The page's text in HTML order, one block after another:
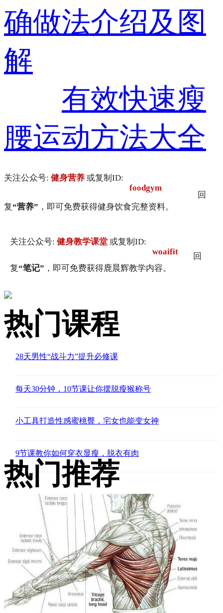
确做法介绍及图
解
有效快速瘦
腰运动方法大全
关注公众号: 健身营养 或复制ID:
foodgym
回
复“营养” ，即可免费获得健身饮食完整资料。
关注公众号: 健身教学课堂 或复制ID:
woaifit
回
复“笔记” ，即可免费获得鹿晨辉教学内容。
热门课程
28天男性“战斗力”提升必修课
每天30分钟，10节课让你摆脱瘦猴称号
小工具打造性感蜜桃臀，宅女也能变女神
9节课教你如何穿衣显瘦，脱衣有肉
热门推荐